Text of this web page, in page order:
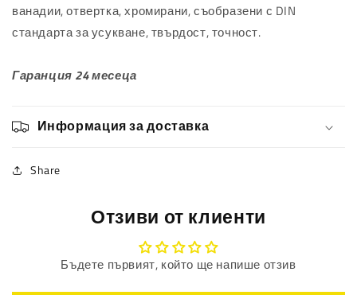
ванадии, отвертка, хромирани, съобразени с DIN
стандарта за усукване, твърдост, точност.
Гаранция 24 месеца
Информация за доставка
Share
Отзиви от клиенти
Бъдете първият, който ще напише отзив